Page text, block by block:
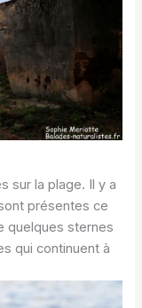
sur la plage. Il y a
présentes ce
quelques sternes
qui continuent à